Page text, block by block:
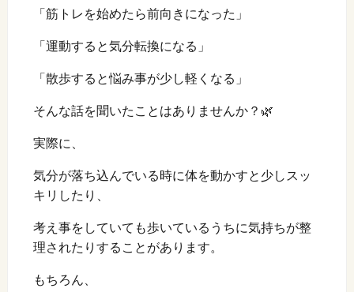
「筋トレを始めたら前向きになった」
「運動すると気分転換になる」
「散歩すると悩み事が少し軽くなる」
そんな話を聞いたことはありませんか？🌿
実際に、
気分が落ち込んでいる時に体を動かすと少しスッ
キリしたり、
考え事をしていても歩いているうちに気持ちが整
理されたりすることがあります。
もちろん、